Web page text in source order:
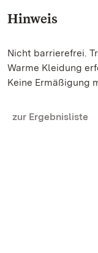
Hinweis
Nicht barrierefrei.
Warme Kleidung
Keine Ermäßigung
zur Ergebnisliste